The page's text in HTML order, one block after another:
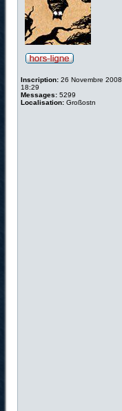
Inscription: 26 Novembre 2008,
18:29
Messages: 5299
Localisation: Großostn